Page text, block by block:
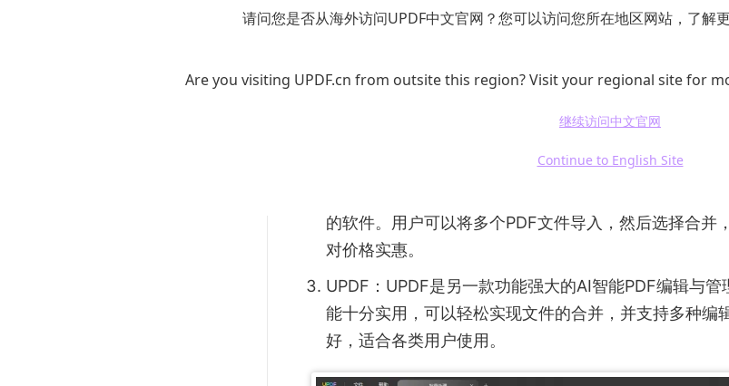
请问您是否从海外访问UPDF中文官网？您可以访问您所在地区网站，了解
Are you visiting UPDF.cn from outsite this region? Visit your regional site for
继续访问中文官网
Continue to English Site
择，以下是一些常见的PDF合并软件推荐：
Adobe Acrobat：Adobe Acrobat 是市场上最知名的
个完整的文档。除了合并，Adobe Acrobat 还支持PDF
的软件。用户可以将多个PDF文件导入，然后选择合并
对价格实惠。
UPDF：UPDF是另一款功能强大的AI智能PDF编辑与管
能十分实用，可以轻松实现文件的合并，并支持多种编
好，适合各类用户使用。